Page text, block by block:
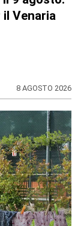
Venaria
8 AGOSTO 2026